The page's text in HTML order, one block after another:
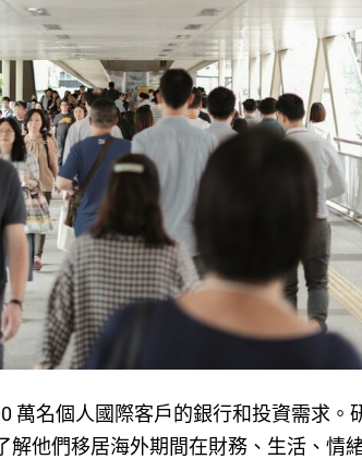
萬名個人國際客戶的銀行和投資需求。
解他們移居海外期間在財務、生活、情